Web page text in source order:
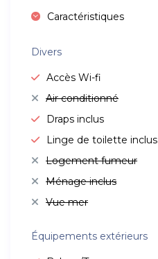
Caractéristiques
Divers
Accès Wi-fi
Air conditionné
Draps inclus
Linge de toilette inclus
Logement fumeur
Ménage inclus
Vue mer
Équipements extérieurs